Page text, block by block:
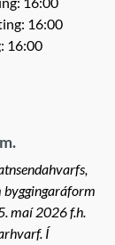
16:00
16:00
byggingaráform
maí 2026 f.h.
Í